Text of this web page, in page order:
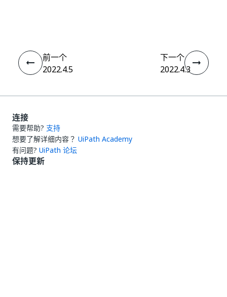
前一个
2022.4.5
下一个
2022.4.3
连接
需要帮助? 支持
想要了解详细内容？ UiPath Academy
有问题? UiPath 论坛
保持更新